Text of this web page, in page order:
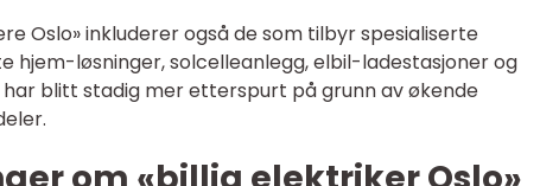
Oslo» inkluderer også de som tilbyr spesialiserte
hjem-løsninger, solcelleanlegg, elbil-ladestasjoner og
blitt stadig mer etterspurt på grunn av økende